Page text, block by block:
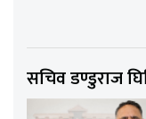
सचिव डण्डुराज